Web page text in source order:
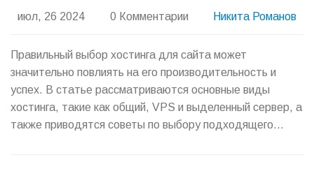
июл, 26 2024 0 Комментарии Никита Романов
Правильный выбор хостинга для сайта может
значительно повлиять на его производительность и
успех. В статье рассматриваются основные виды
хостинга, такие как общий, VPS и выделенный сервер, а
также приводятся советы по выбору подходящего